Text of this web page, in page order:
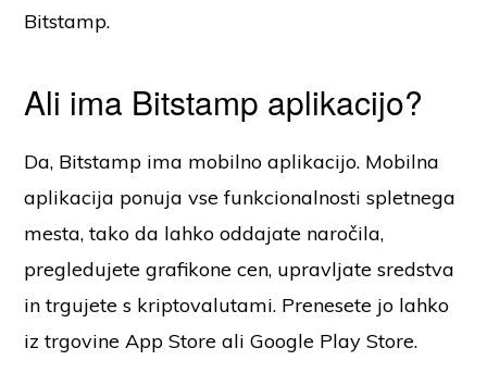
Bitstamp.
Ali ima Bitstamp aplikacijo?
Da, Bitstamp ima mobilno aplikacijo. Mobilna
aplikacija ponuja vse funkcionalnosti spletnega
mesta, tako da lahko oddajate naročila,
pregledujete grafikone cen, upravljate sredstva
in trgujete s kriptovalutami. Prenesete jo lahko
iz trgovine App Store ali Google Play Store.